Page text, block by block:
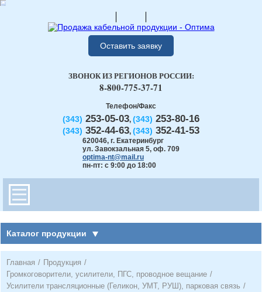
Оставить заявку
Телефон/Факс
(343) 253-05-03, (343) 253-80-16
(343) 352-44-63, (343) 352-41-53
620046, г. Екатеринбург
ул. Завокзальная 5, оф. 709
optima-nt@mail.ru
пн-пт: с 9:00 до 18:00
ЗВОНОК ИЗ РЕГИОНОВ РОССИИ:
8-800-775-37-71
Каталог продукции
Главная / Продукция /
Громкоговорители, усилители, ПГС, проводное вещание /
Усилители трансляционные (Геликон, УМТ, РУШ), парковая связь /